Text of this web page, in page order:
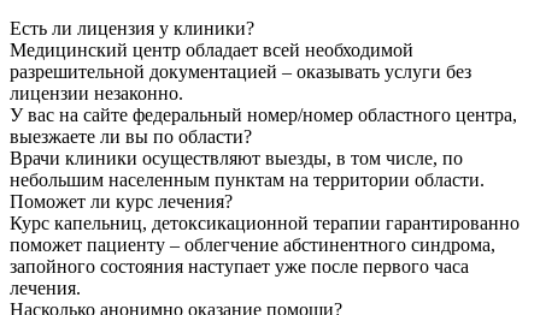
Есть ли лицензия у клиники?
Медицинский центр обладает всей необходимой
разрешительной документацией – оказывать услуги без
лицензии незаконно.
У вас на сайте федеральный номер/номер областного центра,
выезжаете ли вы по области?
Врачи клиники осуществляют выезды, в том числе, по
небольшим населенным пунктам на территории области.
Поможет ли курс лечения?
Курс капельниц, детоксикационной терапии гарантированно
поможет пациенту – облегчение абстинентного синдрома,
запойного состояния наступает уже после первого часа
лечения.
Насколько анонимно оказание помощи?